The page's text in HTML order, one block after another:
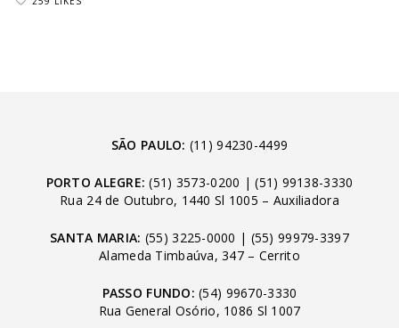
SÃO PAULO: (11) 94230-4499
PORTO ALEGRE: (51) 3573-0200 |(51) 99138-3330
Rua 24 de Outubro, 1440 Sl 1005 – Auxiliadora
SANTA MARIA: (55) 3225-0000 | (55) 99979-3397
Alameda Timbaúva, 347 – Cerrito
PASSO FUNDO: (54) 99670-3330
Rua General Osório, 1086 Sl 1007